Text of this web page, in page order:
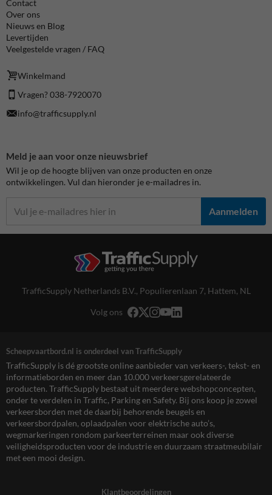
Contact
Over ons
Nieuws en Blog
Levertijden
Veelgestelde vragen / FAQ
Winkelmand
Vragen? 038-7920070
info@trafficsupply.nl
Meld je aan voor onze nieuwsbrief
Wil je op de hoogte blijven van onze producten en onze
ontwikkelingen. Vul dan hieronder je e-mailadres in.
Aanmelden
TrafficSupply Netherlands B.V., Populierenlaan 7, Hattem, NL
Volg ons
Scheepvaartbord.nl is onderdeel van TrafficSupply
TrafficSupply is dé grootste online aanbieder van verkeers-, tekst- en
informatieborden en meer dan 10.000 verkeersgerelateerde
producten. TrafficSupply bestaat uit meerdere webshopconcepten,
onder te verdelen in Traffic, Parking en Safety. Bij ons koop je zowel
verkeersborden met de daarbij behorende beugels en
verkeersbordpalen, oplaadpalen voor elektrische auto’s,
wegmarkeringen rondom parkeerterreinen maar ook diverse
veiligheidsproducten voor de industrie en duurzaam straatmeubilair
met een mooi design.
Klantbeoordelingen